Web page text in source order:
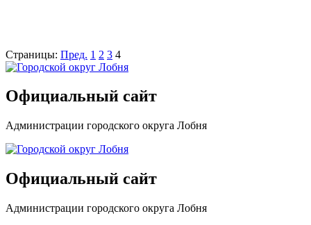
Страницы: Пред. 1 2 3 4
Официальный сайт
Администрации городского округа Лобня
Официальный сайт
Администрации городского округа Лобня